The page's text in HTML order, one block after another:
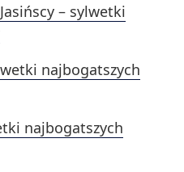
– sylwetki
najbogatszych
najbogatszych